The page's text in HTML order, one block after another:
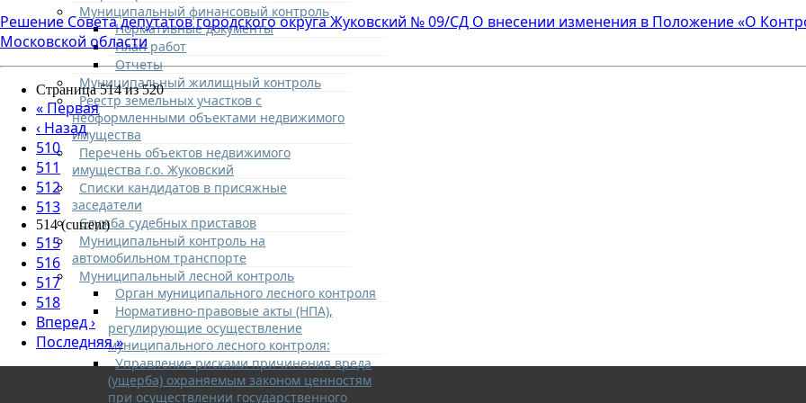
Муниципальный финансовый контроль
Нормативные документы
План работ
Отчеты
Муниципальный жилищный контроль
Реестр земельных участков с
неоформленными объектами недвижимого
имущества
Перечень объектов недвижимого
имущества г.о. Жуковский
Списки кандидатов в присяжные
заседатели
Служба судебных приставов
Муниципальный контроль на
автомобильном транспорте
Муниципальный лесной контроль
Орган муниципального лесного контроля
Нормативно-правовые акты (НПА),
регулирующие осуществление
муниципального лесного контроля:
Управление рисками причинения вреда
(ущерба) охраняемым законом ценностям
при осуществлении государственного
Решение Совета депутатов городского округа Жуковский № 09/СД О внесении изменения в Положение «О
Московской области
Страница 514 из 520
« Первая
‹ Назад
510
511
512
513
514(current)
515
516
517
518
Вперед›
Последняя»